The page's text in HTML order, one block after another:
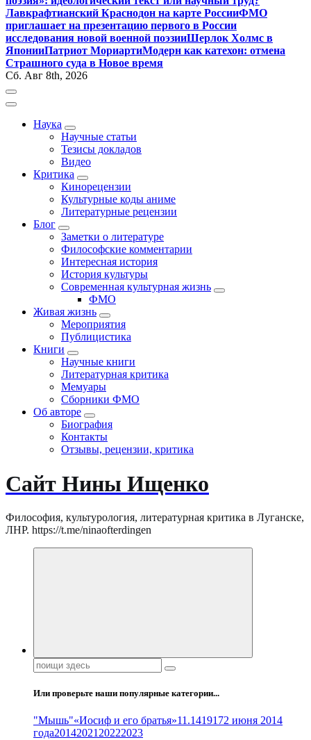
Лавкрафтианский Краснодон на карте РоссииФМО
приглашает на презентацию первого в России
исследования новой военной поэзииШерлок Холмс в
ЯпонииПатриот МориартиМодерн как катехон: отмена
Страшного суда в Новое время
Сб. Авг 8th, 2026
Наука
Научные статьи
Тезисы докладов
Видео
Критика
Кинорецензии
Культурные коды аниме
Литературные рецензии
Блог
Заметки о литературе
Философские комментарии
Интересная история
История культуры
Современная культурная жизнь
ФМО
Живая жизнь
Мероприятия
Публицистика
Книги
Научные книги
Литературная критика
Мемуары
Сборники ФМО
Об авторе
Биография
Контакты
Отзывы, рецензии, критика
Сайт Нины Ищенко
Философия, культурология, литературная критика в Луганске,
ЛНР. https://t.me/ninaofterdingen
Поиск:
Или проверьте наши популярные категории...
"Мышь"«Иосиф и его братья»11.1419172 июня 2014
года2014202120222023